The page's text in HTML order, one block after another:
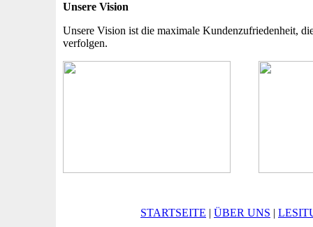
Unsere Vision
Unsere Vision ist die maximale Kundenzufriedenheit,
verfolgen.
STARTSEITE | ÜBER UNS |